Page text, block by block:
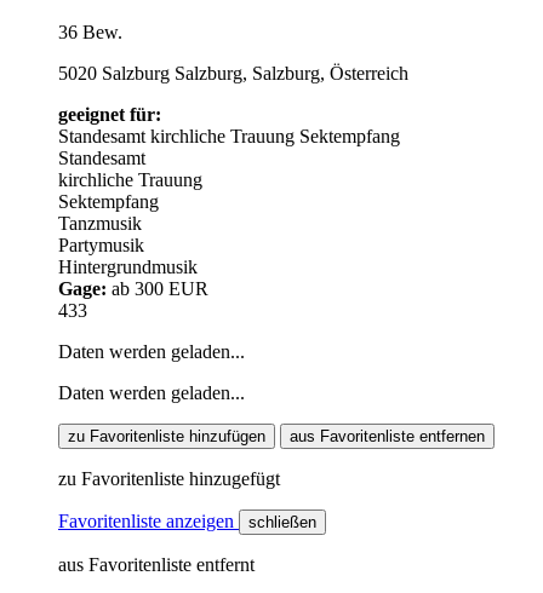
36 Bew.
5020 Salzburg Salzburg, Salzburg, Österreich
geeignet für:
Standesamt kirchliche Trauung Sektempfang
Standesamt
kirchliche Trauung
Sektempfang
Tanzmusik
Partymusik
Hintergrundmusik
Gage: ab 300 EUR
433
Daten werden geladen...
Daten werden geladen...
zu Favoritenliste hinzufügen aus Favoritenliste entfernen
zu Favoritenliste hinzugefügt
Favoritenliste anzeigen schließen
aus Favoritenliste entfernt